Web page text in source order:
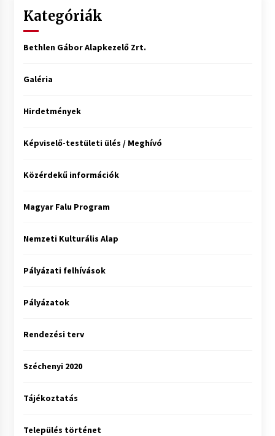
Kategóriák
Bethlen Gábor Alapkezelő Zrt.
Galéria
Hirdetmények
Képviselő-testületi ülés / Meghívó
Közérdekű információk
Magyar Falu Program
Nemzeti Kulturális Alap
Pályázati felhívások
Pályázatok
Rendezési terv
Széchenyi 2020
Tájékoztatás
Település történet